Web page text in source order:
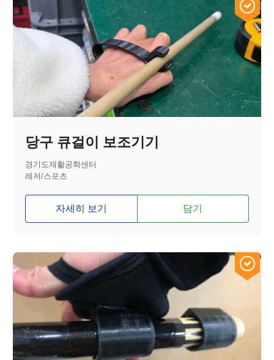
당구 큐걸이 보조기기
경기도재활공학센터
레저/스포츠
자세히 보기 담기